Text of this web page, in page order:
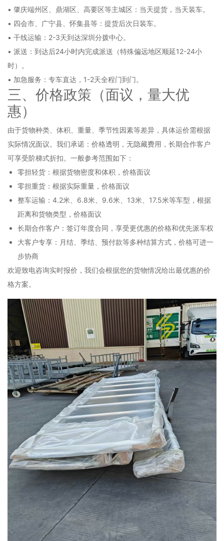
• 肇庆端州区、鼎湖区、高要区等主城区：当天提货，当天装车。
• 四会市、广宁县、怀集县等：提货后次日装车。
• 干线运输：2-3天到达深圳分拨中心。
• 派送：到达后24小时内完成派送（特殊偏远地区顺延12-24小
时）。
• 加急服务：专车直达，1-2天全程门到门。
三、价格政策（面议，量大优
惠）
由于货物种类、体积、重量、季节性因素等差异，具体运价需根据
实际情况面议。我们承诺：价格透明，无隐藏费用，长期合作客户
可享受阶梯式折扣。一般参考范围如下：
零担轻货：根据货物密度和体积，价格面议
零担重货：根据实际重量，价格面议
整车运输：4.2米、6.8米、9.6米、13米、17.5米等车型，根据
距离和货物类型，价格面议
长期合作客户：签订年度合同，享受更优惠的价格和优先派车权
大客户专享：月结、季结、预付款等多种结算方式，价格可进一
步协商
欢迎致电咨询实时报价，我们会根据您的货物情况给出最优惠的价
格方案。